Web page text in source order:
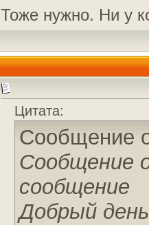
Тоже нужно. Ни у
Цитата:
Сообщение
Сообщение
сообщение
Добрый